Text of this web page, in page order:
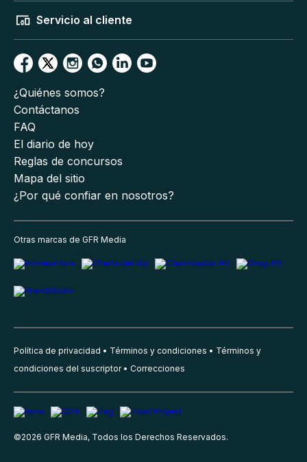
Servicio al cliente
¿Quiénes somos?
Contáctanos
FAQ
El diario de hoy
Reglas de concursos
Mapa del sitio
¿Por qué confiar en nosotros?
Otras marcas de GFR Media
Política de privacidad Términos y condiciones
Términos y
condiciones del suscriptor
Correcciones
©2026 GFR Media, Todos los Derechos Reservados.